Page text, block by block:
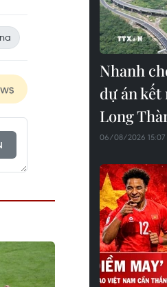
Nhanh
dự án kết
Long
06/08/2026 15:07